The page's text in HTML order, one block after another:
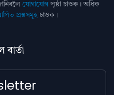
যোগাযোগ পৃষ্ঠা চাওক। অধিক
প্ৰশ্নসমূহচাওক।
বাৰ্তা